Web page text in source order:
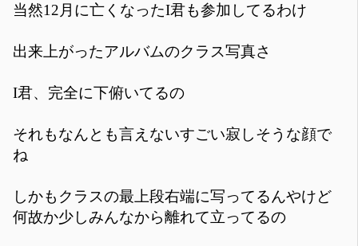
当然12月に亡くなったI君も参加してるわけ
出来上がったアルバムのクラス写真さ
I君、完全に下俯いてるの
それもなんとも言えないすごい寂しそうな顔で
ね
しかもクラスの最上段右端に写ってるんやけど
何故か少しみんなから離れて立ってるの